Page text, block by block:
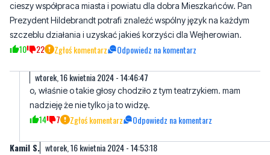
cieszy współpraca miasta i powiatu dla dobra Mieszkańców. Pan
Prezydent Hildebrandt potrafi znaleźć wspólny język na każdym
szczeblu działania i uzyskać jakieś korzyści dla Wejherowian.
10 22 Zgłoś komentarz Odpowiedz na komentarz
wtorek, 16 kwietnia 2024 - 14:46:47
o, właśnie o takie głosy chodziło z tym teatrzykiem. mam
nadzieję że nie tylko ja to widzę.
14 7 Zgłoś komentarz Odpowiedz na komentarz
Kamil S. wtorek, 16 kwietnia 2024 - 14:53:18